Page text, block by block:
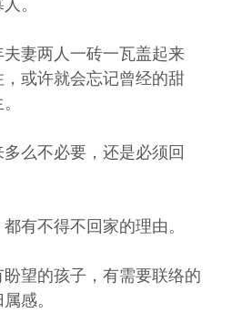
。
妻两人一砖一瓦盖起来
或许就会忘记曾经的甜
么不必要，还是必须回
有不得不回家的理由。
望的孩子，有需要联络的
感。